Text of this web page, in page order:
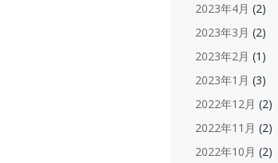
2023年4月 (2)
2023年3月 (2)
2023年2月 (1)
2023年1月 (3)
2022年12月 (2)
2022年11月 (2)
2022年10月 (2)